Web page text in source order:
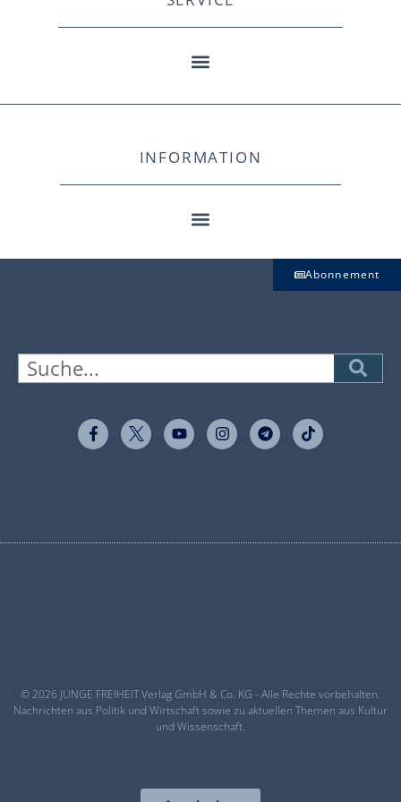
INFORMATION
Abonnement
© 2026 JUNGE FREIHEIT Verlag GmbH & Co. KG - Alle Rechte vorbehalten.
Nachrichten aus Politik und Wirtschaft sowie zu aktuellen Themen aus Kultur
und Wissenschaft.